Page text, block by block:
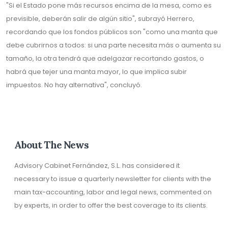
"Si el Estado pone más recursos encima de la mesa, como es
previsible, deberán salir de algún sitio", subrayó Herrero,
recordando que los fondos públicos son "como una manta que
debe cubrirnos a todos: si una parte necesita más o aumenta su
tamaño, la otra tendrá que adelgazar recortando gastos, o
habrá que tejer una manta mayor, lo que implica subir
impuestos. No hay alternativa", concluyó.
About The News
Advisory Cabinet Fernández, S.L. has considered it
necessary to issue a quarterly newsletter for clients with the
main tax-accounting, labor and legal news, commented on
by experts, in order to offer the best coverage to its clients.